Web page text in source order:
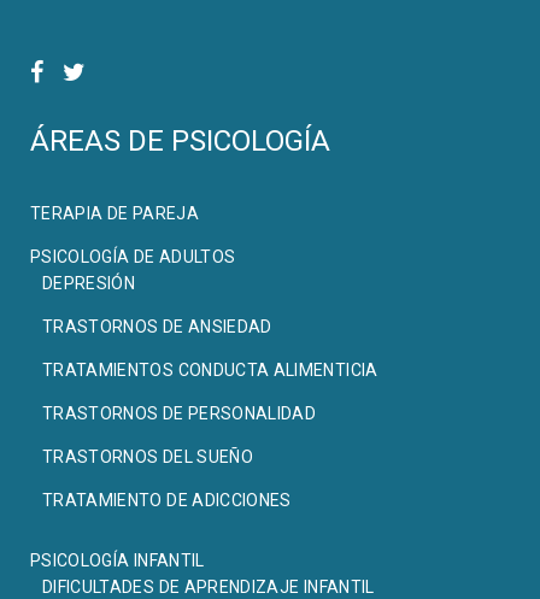
ÁREAS DE PSICOLOGÍA
TERAPIA DE PAREJA
PSICOLOGÍA DE ADULTOS
DEPRESIÓN
TRASTORNOS DE ANSIEDAD
TRATAMIENTOS CONDUCTA ALIMENTICIA
TRASTORNOS DE PERSONALIDAD
TRASTORNOS DEL SUEÑO
TRATAMIENTO DE ADICCIONES
PSICOLOGÍA INFANTIL
DIFICULTADES DE APRENDIZAJE INFANTIL